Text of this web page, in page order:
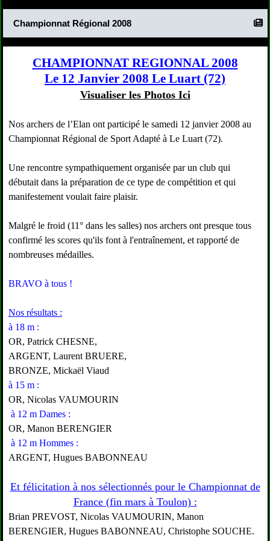
Championnat Régional 2008
CHAMPIONNAT REGIONNAL 2008
Le 12 Janvier 2008 Le Luart (72)
Visualiser les Photos Ici
Nos archers de l’Elan ont participé le samedi 12 janvier 2008 au
Championnat Régional de Sport Adapté à Le Luart (72).
Une rencontre sympathiquement organisée par un club qui
débutait dans la préparation de ce type de compétition et qui
manifestement voulait faire plaisir.
Malgré le froid (11° dans les salles) nos archers ont presque tous
confirmé les scores qu'ils font à l'entraînement, et rapporté de
nombreuses médailles.
BRAVO à tous !
Nos résultats :
à 18 m:
OR, Patrick CHESNE,
ARGENT, Laurent BRUERE,
BRONZE, Mickaël Viaud
à 15 m:
OR, Nicolas VAUMOURIN
à 12 m Dames :
OR, Manon BERENGIER
à 12 m Hommes :
ARGENT, Hugues BABONNEAU
Et félicitation à nos sélectionnés pour le Championnat de
France (fin mars à Toulon) :
Brian PREVOST, Nicolas VAUMOURIN, Manon
BERENGIER, Hugues BABONNEAU, Christophe SOUCHE.